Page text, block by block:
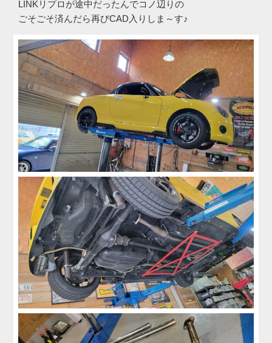
LINKリプロが途中だったんでコノ辺りの
ごそごそ済んだら再びCAD入りしま～す♪